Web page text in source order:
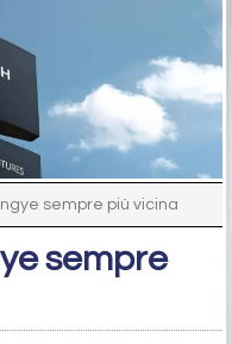
sempre più vicina
sempre